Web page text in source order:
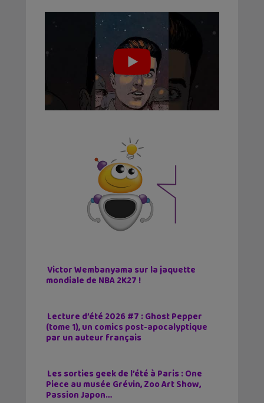
Victor Wembanyama sur la jaquette
mondiale de NBA 2K27 !
Lecture d’été 2026 #7 : Ghost Pepper
(tome 1), un comics post-apocalyptique
par un auteur français
Les sorties geek de l’été à Paris : One
Piece au musée Grévin, Zoo Art Show,
Passion Japon…